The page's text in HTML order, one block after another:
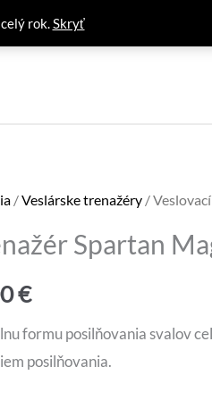
rok.Skryť
/Veslárske trenažéry /
Spartan
€Aktuálna
cena
formu posilňovania svalov
posilňovania.